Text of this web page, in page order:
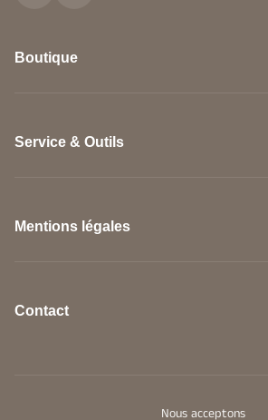
Boutique
Service & Outils
Mentions légales
Contact
Nous acceptons